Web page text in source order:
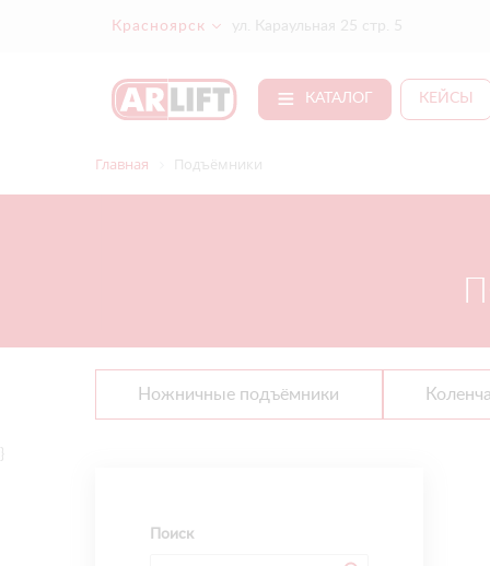
Красноярск ул. Караульная 25 стр. 5
КАТАЛОГ КЕЙСЫ
Главная Подъёмники
Ножничные подъёмники
Поиск